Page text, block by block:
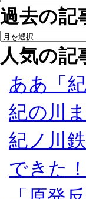
過去の記
人気の記
ああ「
紀の川
紀ノ川
できた